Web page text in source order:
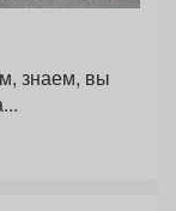
знаем, вы